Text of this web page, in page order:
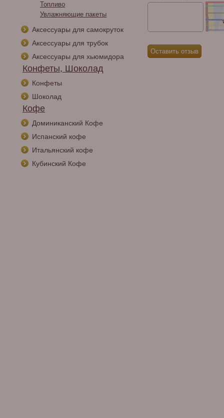
Топливо
Увлажняющие пакеты
Аксессуары для самокруток
Аксессуары для трубок
Аксессуары для хьюмидора
Конфеты, Шоколад
Конфеты
Шоколад
Кофе
Доминиканский Кофе
Испанский кофе
Итальянский кофе
Кубинский Кофе